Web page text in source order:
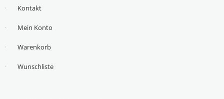
Kontakt
Mein Konto
Warenkorb
Wunschliste